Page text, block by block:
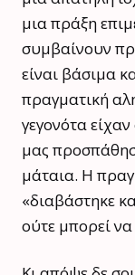
μια πράξη
συμβαίνουν
είναι βάσιμα
πραγματική
γεγονότα
μας
μάταια. Η
«διαβάστηκε
ούτε μπορεί